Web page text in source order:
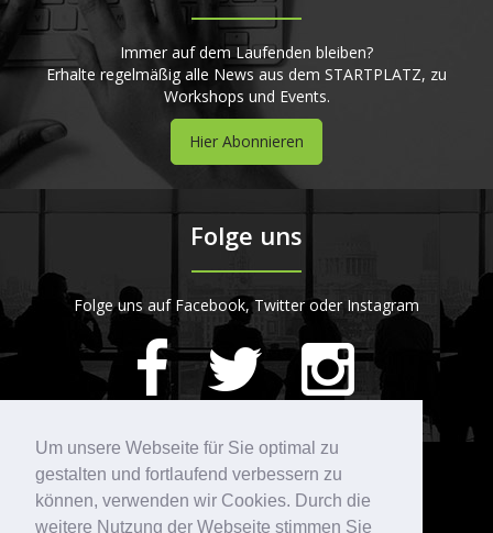
Um unsere Webseite für Sie optimal zu
gestalten und fortlaufend verbessern zu
können, verwenden wir Cookies. Durch die
weitere Nutzung der Webseite stimmen Sie
Immer auf dem Laufenden bleiben?
Erhalte regelmäßig alle News aus dem STARTPLATZ, zu
Workshops und Events.
Hier Abonnieren
Folge uns
Folge uns auf Facebook, Twitter oder Instagram
STARTPLATZ
420Bewertungen auf ProvenExpert.com
Kontakt